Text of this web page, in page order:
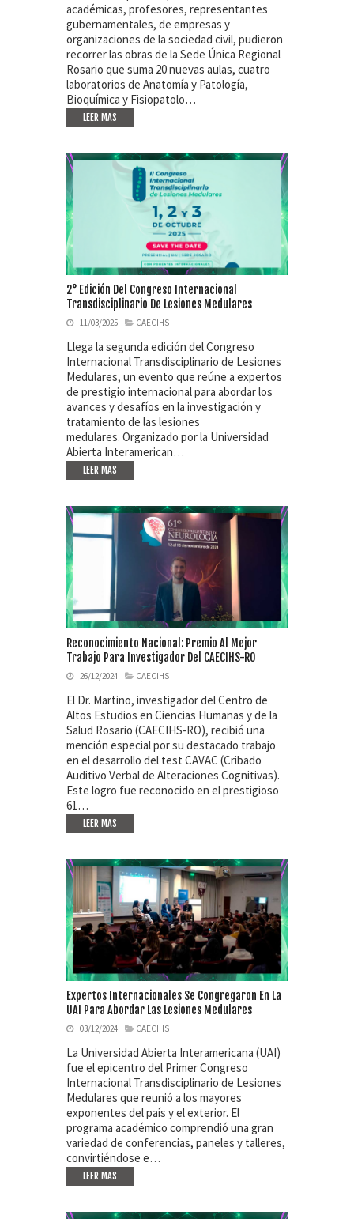
académicas, profesores, representantes
gubernamentales, de empresas y
organizaciones de la sociedad civil, pudieron
recorrer las obras de la Sede Única Regional
Rosario que suma 20 nuevas aulas, cuatro
laboratorios de Anatomía y Patología,
Bioquímica y Fisiopatolo…
LEER MAS
2° Edición Del Congreso Internacional
Transdisciplinario De Lesiones Medulares
11/03/2025 CAECIHS
Llega la segunda edición del Congreso
Internacional Transdisciplinario de Lesiones
Medulares, un evento que reúne a expertos
de prestigio internacional para abordar los
avances y desafíos en la investigación y
tratamiento de las lesiones
medulares. Organizado por la Universidad
Abierta Interamerican…
LEER MAS
Reconocimiento Nacional: Premio Al Mejor
Trabajo Para Investigador Del CAECIHS-RO
26/12/2024 CAECIHS
El Dr. Martino, investigador del Centro de
Altos Estudios en Ciencias Humanas y de la
Salud Rosario (CAECIHS-RO), recibió una
mención especial por su destacado trabajo
en el desarrollo del test CAVAC (Cribado
Auditivo Verbal de Alteraciones Cognitivas).
Este logro fue reconocido en el prestigioso
61…
LEER MAS
Expertos Internacionales Se Congregaron En La
UAI Para Abordar Las Lesiones Medulares
03/12/2024 CAECIHS
La Universidad Abierta Interamericana (UAI)
fue el epicentro del Primer Congreso
Internacional Transdisciplinario de Lesiones
Medulares que reunió a los mayores
exponentes del país y el exterior. El
programa académico comprendió una gran
variedad de conferencias, paneles y talleres,
convirtiéndose e…
LEER MAS